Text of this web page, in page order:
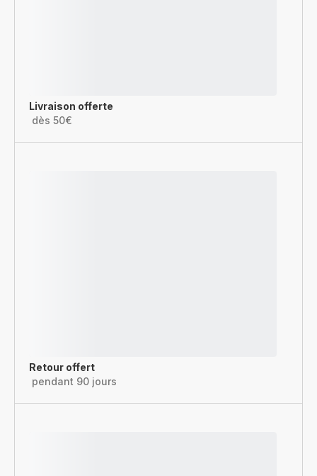
Livraison offerte
dès 50€
Retour offert
pendant 90 jours